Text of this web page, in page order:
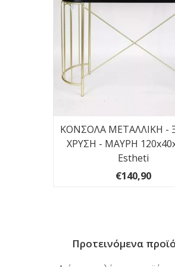
ΚΟΝΣΟΛΑ ΜΕΤΑΛΛΙΚΗ -
ΧΡΥΣΗ - ΜΑΥΡΗ
Estheti
€140,90
Προτεινόμενα